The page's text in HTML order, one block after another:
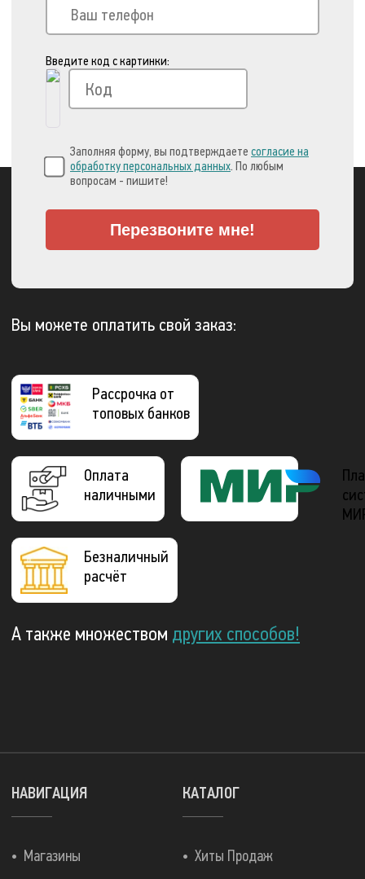
Введите код с картинки:
Заполняя форму, вы подтверждаете согласие на
обработку персональных данных. По любым
вопросам - пишите!
Перезвоните мне!
Вы можете оплатить свой заказ:
Рассрочка от
топовых банков
Оплата
наличными
Безналичный
расчёт
А также множеством других способов!
КАТАЛОГ
Хиты Продаж
НАВИГАЦИЯ
Магазины